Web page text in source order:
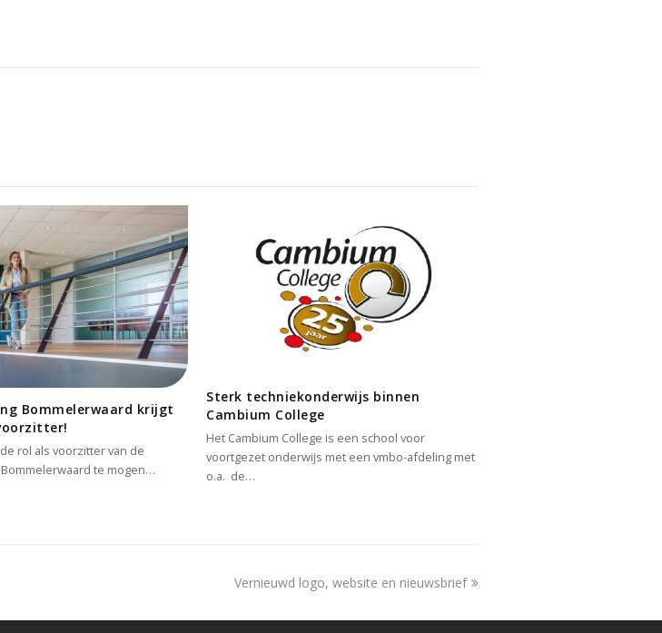
Bommelerwaard krijgt
rol als voorzitter van de
te mogen…
Sterk techniekonderwijs binnen
Cambium College
Het Cambium College is een school voor
voortgezet onderwijs met een vmbo-afdeling met
o.a. de…
next
Vernieuwd logo, website en nieuwsbrief